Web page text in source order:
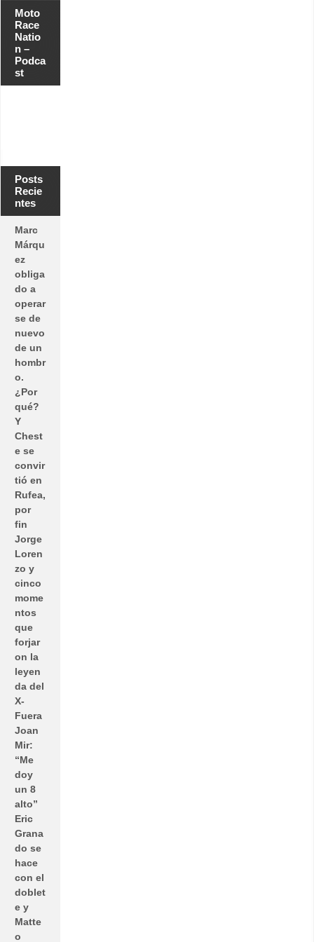
Moto
Race
Natio
n –
Podca
st
Posts
Recie
ntes
Marc
Márqu
ez
obliga
do a
operar
se de
nuevo
de un
hombr
o.
¿Por
qué?
Y
Chest
e se
convir
tió en
Rufea,
por
fin
Jorge
Loren
zo y
cinco
mome
ntos
que
forjar
on la
leyen
da del
X-
Fuera
Joan
Mir:
“Me
doy
un 8
alto”
Eric
Grana
do se
hace
con el
doblet
e y
Matte
o